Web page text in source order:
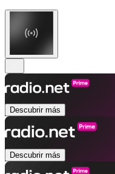
Descubrir más
Descubrir más